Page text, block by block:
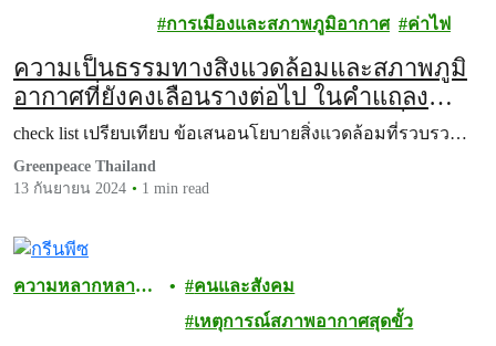
การเมืองและสภาพภูมิอากาศ
ค่าไฟ
ความเป็นธรรมทางสิ่งแวดล้อมและสภาพภูมิ
อากาศที่ยังคงเลือนรางต่อไป ในคำแถลง
นโยบายของรัฐบาลใหม่ต่อรัฐสภาวันที่ 12
กันยายน 2567
check list เปรียบเทียบ ข้อเสนอนโยบายสิ่งแวดล้อมที่รวบรว…
Greenpeace Thailand
13 กันยายน 2024
1 min read
ความหลากหลาย
คนและสังคม
เหตุการณ์สภาพอากาศสุดขั้ว